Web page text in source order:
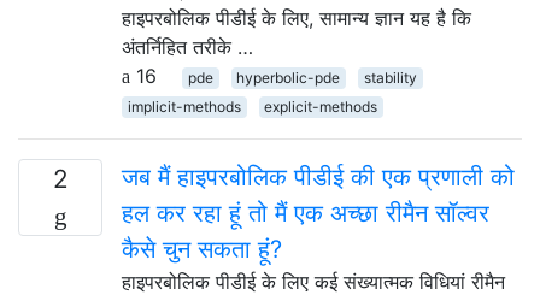
हाइपरबोलिक पीडीई के लिए, सामान्य ज्ञान यह है कि
अंतर्निहित तरीके …
16
pde hyperbolic-pde
stability
implicit-methods
explicit-methods
2
जब मैं हाइपरबोलिक पीडीई की एक प्रणाली को
हल कर रहा हूं तो मैं एक अच्छा रीमैन सॉल्वर
कैसे चुन सकता हूं?
हाइपरबोलिक पीडीई के लिए कई संख्यात्मक विधियां रीमैन